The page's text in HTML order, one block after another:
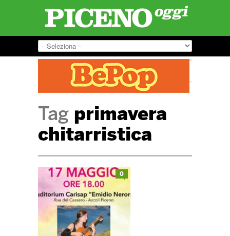
Tag primavera
chitarristica
0